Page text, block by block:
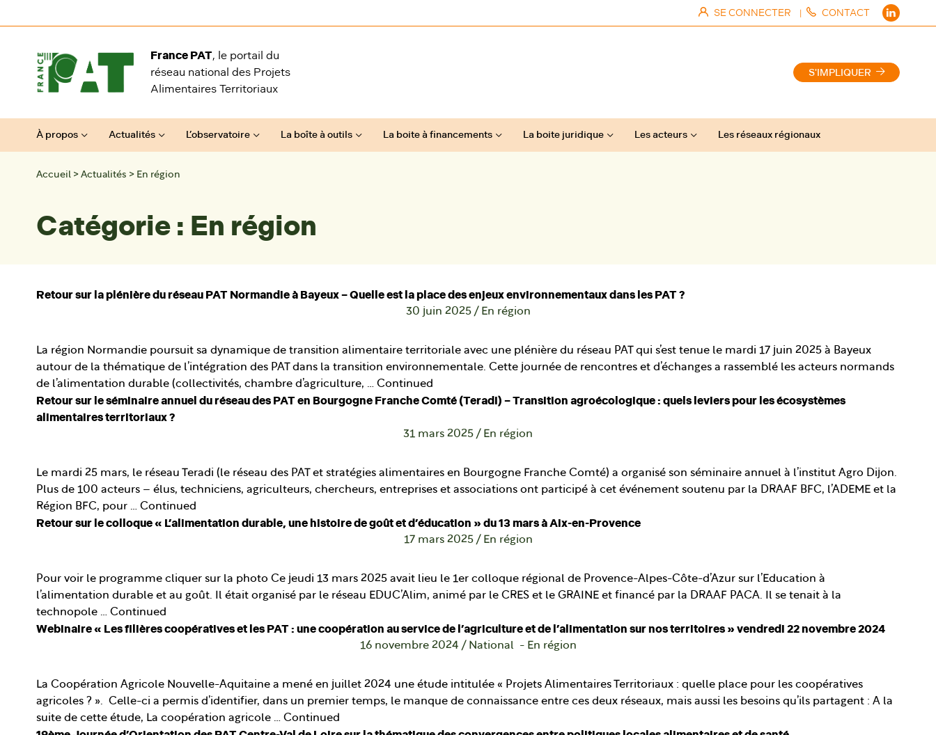
SE CONNECTER | CONTACT
France PAT, le portail du
réseau national des Projets
Alimentaires Territoriaux
S'IMPLIQUER
À propos Actualités L’observatoire La boîte à outils La boite à financements La boite juridique Les acteurs Les réseaux régionaux
Accueil > Actualités > En région
Catégorie : En région
Retour sur la plénière du réseau PAT Normandie à Bayeux – Quelle est la place des enjeux environnementaux dans les PAT ?
30 juin 2025 / En région
La région Normandie poursuit sa dynamique de transition alimentaire territoriale avec une plénière du réseau PAT qui s’est tenue le mardi 17 juin 2025 à Bayeux
autour de la thématique de l’intégration des PAT dans la transition environnementale. Cette journée de rencontres et d’échanges a rassemblé les acteurs normands
de l’alimentation durable (collectivités, chambre d’agriculture, … Continued
Retour sur le séminaire annuel du réseau des PAT en Bourgogne Franche Comté (Teradi) – Transition agroécologique : quels leviers pour les écosystèmes
alimentaires territoriaux ?
31 mars 2025 / En région
Le mardi 25 mars, le réseau Teradi (le réseau des PAT et stratégies alimentaires en Bourgogne Franche Comté) a organisé son séminaire annuel à l’institut Agro Dijon.
Plus de 100 acteurs – élus, techniciens, agriculteurs, chercheurs, entreprises et associations ont participé à cet événement soutenu par la DRAAF BFC, l’ADEME et la
Région BFC, pour … Continued
Retour sur le colloque « L’alimentation durable, une histoire de goût et d’éducation » du 13 mars à Aix-en-Provence
17 mars 2025 / En région
Pour voir le programme cliquer sur la photo Ce jeudi 13 mars 2025 avait lieu le 1er colloque régional de Provence-Alpes-Côte-d’Azur sur l’Education à
l’alimentation durable et au goût. Il était organisé par le réseau EDUC’Alim, animé par le CRES et le GRAINE et financé par la DRAAF PACA. Il se tenait à la
technopole … Continued
Webinaire « Les filières coopératives et les PAT : une coopération au service de l’agriculture et de l’alimentation sur nos territoires » vendredi 22 novembre 2024
16 novembre 2024 / National En région
La Coopération Agricole Nouvelle-Aquitaine a mené en juillet 2024 une étude intitulée « Projets Alimentaires Territoriaux : quelle place pour les coopératives
agricoles ? ». Celle-ci a permis d’identifier, dans un premier temps, le manque de connaissance entre ces deux réseaux, mais aussi les besoins qu’ils partagent : A la
suite de cette étude, La coopération agricole … Continued